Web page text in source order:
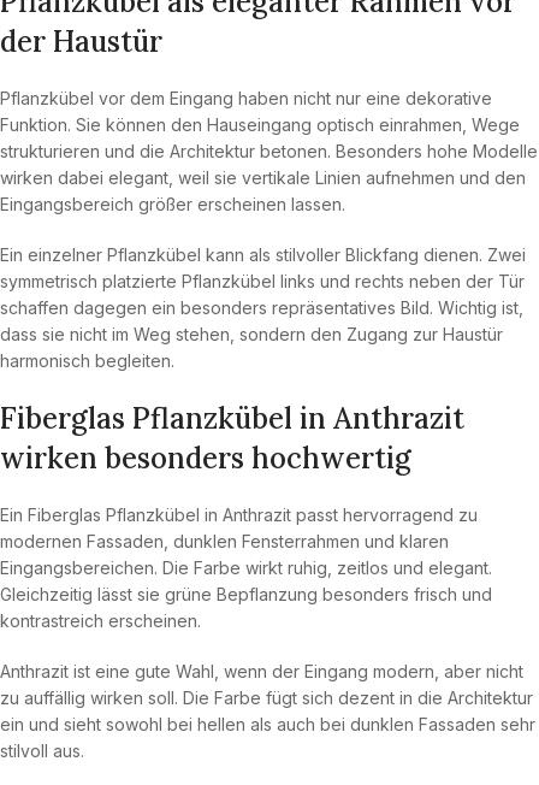
der Haustür
Pflanzkübel vor dem Eingang haben nicht nur eine dekorative
Funktion. Sie können den Hauseingang optisch einrahmen, Wege
strukturieren und die Architektur betonen. Besonders hohe Modelle
wirken dabei elegant, weil sie vertikale Linien aufnehmen und den
Eingangsbereich größer erscheinen lassen.
Ein einzelner Pflanzkübel kann als stilvoller Blickfang dienen. Zwei
symmetrisch platzierte Pflanzkübel links und rechts neben der Tür
schaffen dagegen ein besonders repräsentatives Bild. Wichtig ist,
dass sie nicht im Weg stehen, sondern den Zugang zur Haustür
harmonisch begleiten.
Fiberglas Pflanzkübel in Anthrazit
wirken besonders hochwertig
Ein Fiberglas Pflanzkübel in Anthrazit passt hervorragend zu
modernen Fassaden, dunklen Fensterrahmen und klaren
Eingangsbereichen. Die Farbe wirkt ruhig, zeitlos und elegant.
Gleichzeitig lässt sie grüne Bepflanzung besonders frisch und
kontrastreich erscheinen.
Anthrazit ist eine gute Wahl, wenn der Eingang modern, aber nicht
zu auffällig wirken soll. Die Farbe fügt sich dezent in die Architektur
ein und sieht sowohl bei hellen als auch bei dunklen Fassaden sehr
stilvoll aus.